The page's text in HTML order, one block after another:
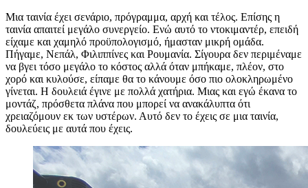
Μια ταινία έχει σενάριο, πρόγραμμα, αρχή και τέλος. Επίσης η
ταινία απαιτεί μεγάλο συνεργείο. Ενώ αυτό το ντοκιμαντέρ, επειδή
είχαμε και χαμηλό προϋπολογισμό, ήμασταν μικρή ομάδα.
Πήγαμε, Νεπάλ, Φιλιππίνες και Ρουμανία. Σίγουρα δεν περιμέναμε
να βγει τόσο μεγάλο το κόστος αλλά όταν μπήκαμε, πλέον, στο
χορό και κυλούσε, είπαμε θα το κάνουμε όσο πιο ολοκληρωμένο
γίνεται. Η δουλειά έγινε με πολλά χατήρια. Μιας και εγώ έκανα το
μοντάζ, πρόσθετα πλάνα που μπορεί να ανακάλυπτα ότι
χρειαζόμουν εκ των υστέρων. Αυτό δεν το έχεις σε μια ταινία,
δουλεύεις με αυτά που έχεις.